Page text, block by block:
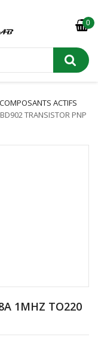
0
COMPOSANTS ACTIFS
BD902 TRANSISTOR PNP
1MHZ TO220